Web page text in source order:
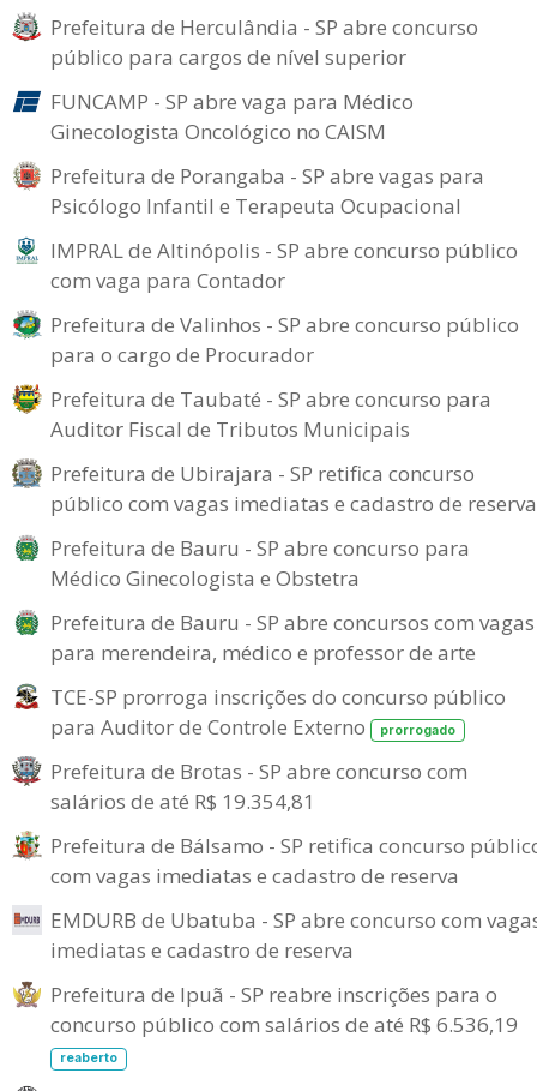
Prefeitura de Herculândia - SP abre concurso
público para cargos de nível superior
FUNCAMP - SP abre vaga para Médico
Ginecologista Oncológico no CAISM
Prefeitura de Porangaba - SP abre vagas para
Psicólogo Infantil e Terapeuta Ocupacional
IMPRAL de Altinópolis - SP abre concurso público
com vaga para Contador
Prefeitura de Valinhos - SP abre concurso público
para o cargo de Procurador
Prefeitura de Taubaté - SP abre concurso para
Auditor Fiscal de Tributos Municipais
Prefeitura de Ubirajara - SP retifica concurso
público com vagas imediatas e cadastro de reserva
Prefeitura de Bauru - SP abre concurso para
Médico Ginecologista e Obstetra
Prefeitura de Bauru - SP abre concursos com vagas
para merendeira, médico e professor de arte
TCE-SP prorroga inscrições do concurso público
para Auditor de Controle Externo
prorrogado
Prefeitura de Brotas - SP abre concurso com
salários de até R$ 19.354,81
Prefeitura de Bálsamo - SP retifica concurso
com vagas imediatas e cadastro de reserva
EMDURB de Ubatuba - SP abre concurso com
imediatas e cadastro de reserva
Prefeitura de Ipuã - SP reabre inscrições para o
concurso público com salários de até R$ 6.536,19
reaberto